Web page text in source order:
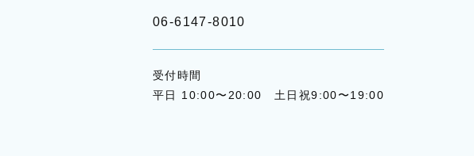
06-6147-8010
受付時間
平日 10:00〜20:00 土日祝9:00〜19:00